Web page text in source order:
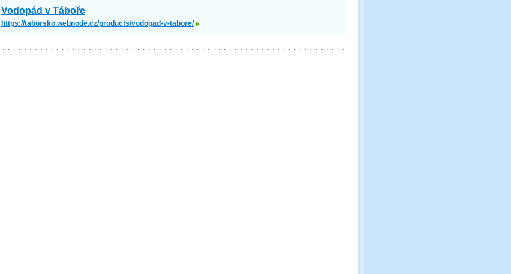
Vodopád v Táboře
https://taborsko.webnode.cz/products/vodopad-v-tabore/